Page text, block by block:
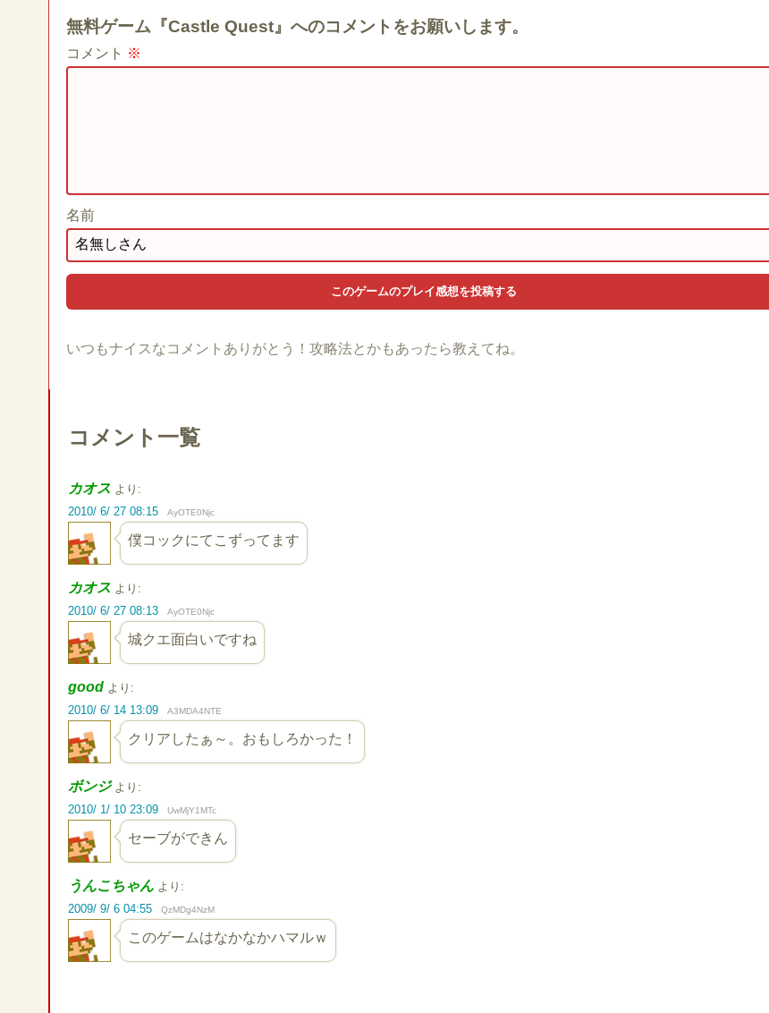
無料ゲーム『Castle Quest』へのコメントをお願いします。
コメント ※
名前
いつもナイスなコメントありがとう！攻略法とかもあったら教えてね。
コメント一覧
カオス より:
2010/ 6/ 27 08:15
AyOTE0Njc
僕コックにてこずってます
カオス より:
2010/ 6/ 27 08:13
AyOTE0Njc
城クエ面白いですね
good より:
2010/ 6/ 14 13:09
A3MDA4NTE
クリアしたぁ～。おもしろかった！
ボンジ より:
2010/ 1/ 10 23:09
UwMjY1MTc
セーブができん
うんこちゃん より:
2009/ 9/ 6 04:55
QzMDg4NzM
このゲームはなかなかハマルｗ